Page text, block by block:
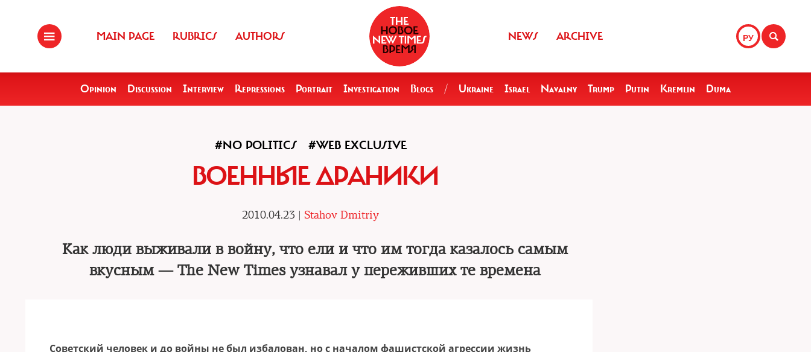
MAIN PAGE RUBRICS AUTHORS РУ
NEWS ARCHIVE
Opinion Discussion Interview Repressions Portrait Investigation Blogs / Ukraine Israel Navalny Trump Putin Kremlin Duma
#NO POLITICS #WEB EXCLUSIVE
ВОЕННЫЕ ДРАНИКИ
2010.04.23 | Stahov Dmitriy
Как люди выживали в войну, что ели и что им тогда казалось самым
вкусным — The New Times узнавал у переживших те времена
Советский человек и до войны не был избалован, но с началом фашистской агрессии жизнь